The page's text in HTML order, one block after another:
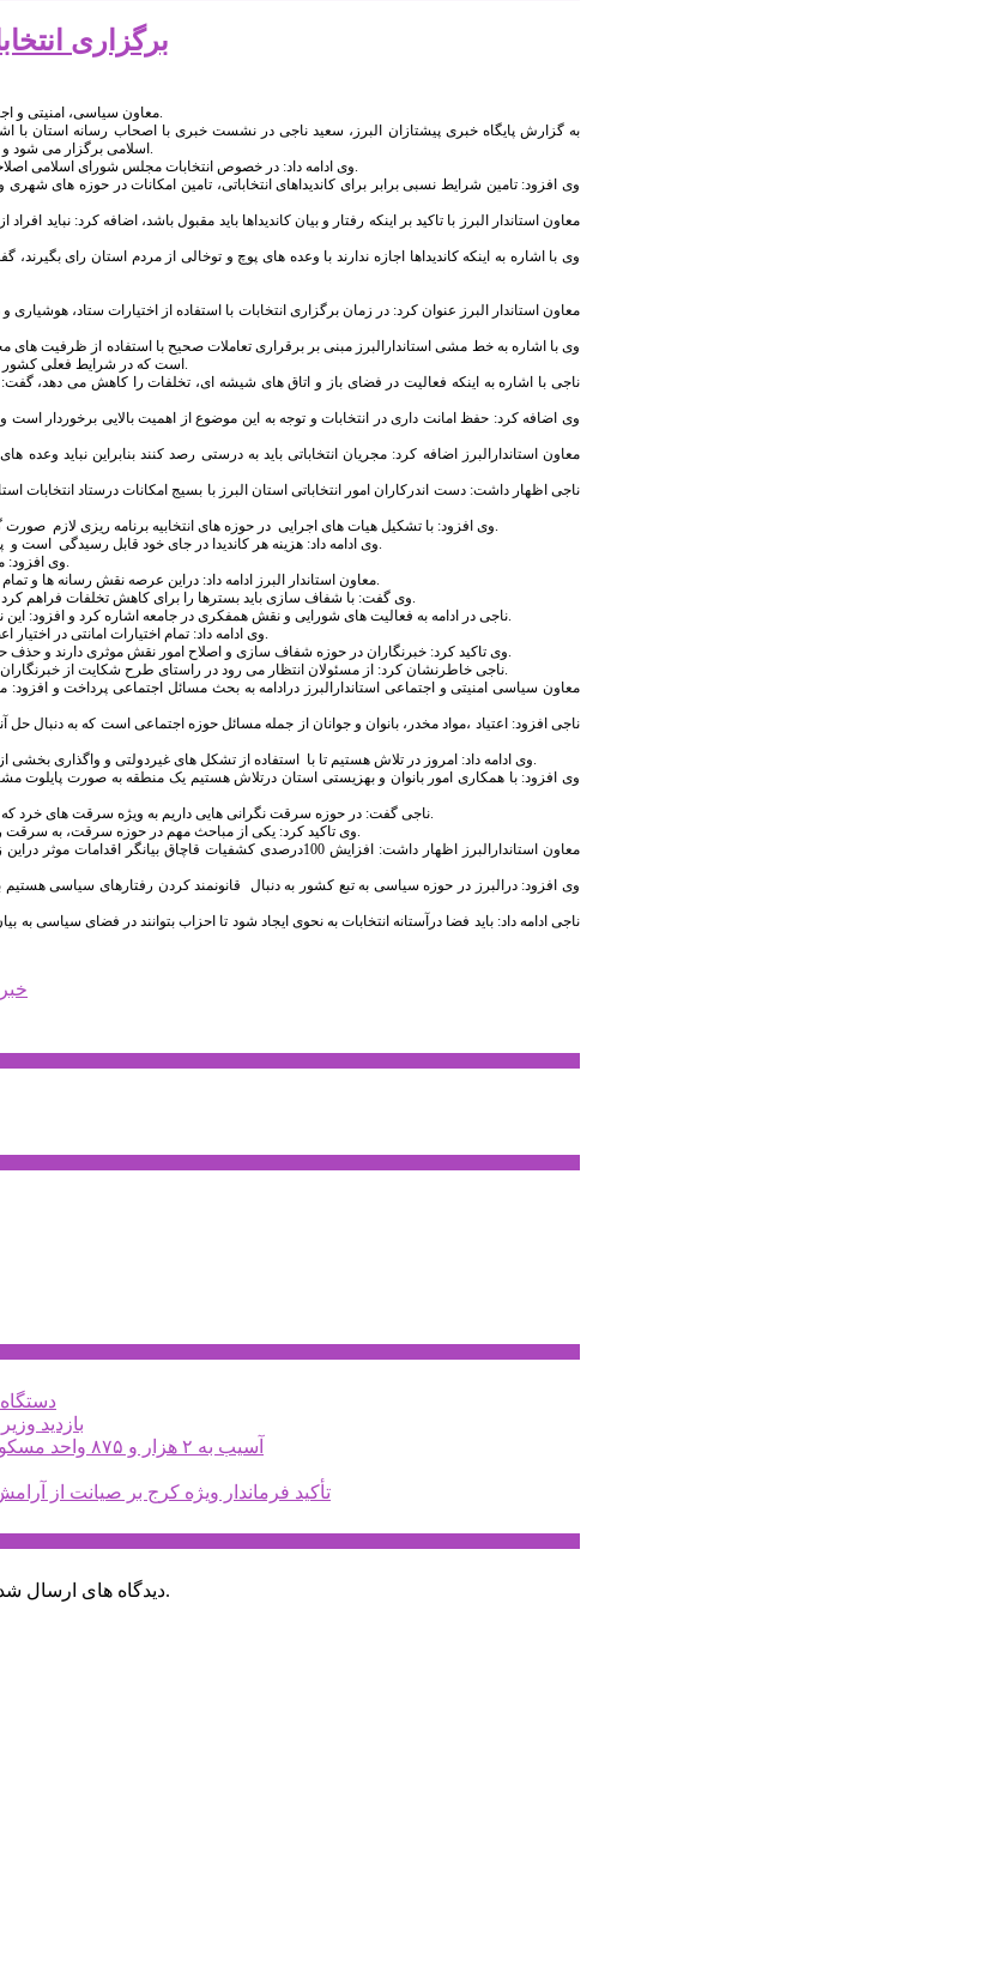
برگزاری
معاون سیاسی، امنیتی و اجتماعی استانداری البرز گفت: انتخابات را در چارچوب قانون و بر مدار صیانت از آرای مردم برگزار می کنیم.
به گزارش پایگاه خبری پیشتازان البرز، سعید ناجی در نشست خبری با اصحاب رسانه استان با
اسلامی برگزار می شود و در این راستا تجمیع نظرات در قالب لایحه ارائه می شود که در صورت تایید منجر به اصلاح قوانین خواهد شد.
وی ادامه داد: در خصوص انتخابات مجلس شورای اسلامی اصلاحیه هایی مد نظر بود که مورد تصویب نهایی نرسید و اعلام شد که به برگزاری این دوره از انتخابات نمی رسد.
وی افزود: تامین شرایط نسبی برابر برای کاندیداهای انتخاباتی، تامین امکانات در حوزه های
معاون استاندار البرز با تاکید بر اینکه رفتار و بیان کاندیداها باید مقبول باشد، اضافه کرد:
وی با اشاره به اینکه کاندیداها اجازه ندارند با وعده های پوچ و توخالی از مردم استان رای
معاون استاندار البرز عنوان کرد: در زمان برگزاری انتخابات با استفاده از اختیارات ستاد،
وی با اشاره به خط مشی استاندارالبرز مبنی بر برقراری تعاملات صحیح با استفاده از ظرفیت
است که در شرایط فعلی کشور باید با تبعیت از منویات مقام معظم رهبری و همراهی دولت و مجلس هرچه سریعتر ازاین شرایط عبور کرد.
ناجی با اشاره به اینکه فعالیت در فضای باز و اتاق های شیشه ای، تخلفات را کاهش می دهد،
وی اضافه کرد: حفظ امانت داری در انتخابات و توجه به این موضوع از اهمیت بالایی برخوردار
معاون استاندارالبرز اضافه کرد: مجریان انتخاباتی باید به درستی رصد کنند بنابراین نباید
ناجی اظهار داشت: دست اندرکاران امور انتخاباتی استان البرز با بسیج امکانات درستاد
وی افزود: با تشکیل هیات های اجرایی در حوزه های انتخابیه برنامه ریزی لازم صورت گرفته و در تلاش هستیم تا هرچه بیشتر این استان در مسیر توسعه قرار گیرد و آسیب های گذشته رفع شود.
وی ادامه داد: هزینه هر کاندیدا در جای خود قابل رسیدگی است و پیش بینی های قانونی انجام شده است بنابراین روش هایی بکارگرفته شده که مانع از هزینه های گزاف شود.
وی افزود: مردم انتخاب گر نهایی هستند و دست اندرکاران امور نظارتی باید اقدامات موثر را برای این امر داشته باشند.
معاون استاندار البرز ادامه داد: دراین عرصه نقش رسانه ها و تمام دست اندرکاران انتخاباتی حتی تشکل های غیردولتی برای شفاف سازی باید بیش از پیش مدنظر قرار گیرد.
وی گفت: با شفاف سازی باید بسترها را برای کاهش تخلفات فراهم کرد و مردم را با بینش هرچه بیشتر به پای صندوق های رای آورد بنابراین کسانی که توانایی ندارند کاندیدا نشوند.
ناجی در ادامه به فعالیت های شورایی و نقش همفکری در جامعه اشاره کرد و افزود: این نوع فعالیت ها بهتر شده و البرز هم شرایط بهتری داشته است چراکه همه درتلاش برای افراد صالح هستند.
وی ادامه داد: تمام اختیارات امانتی در اختیار اعضای شوراها است باید با تلاش هرچه بیشتر از این امکانات برای بهتر شدن شرایط برای مردم استفاده کرد.
وی تاکید کرد: خبرنگاران در حوزه شفاف سازی و اصلاح امور نقش موثری دارند و حذف حلقه رسانه صدمات سنگینی به حوزه رفتاری ما در مسایل مختلف می زند بنابراین آنان را باید محترم شمرد.
ناجی خاطرنشان کرد: از مسئولان انتظار می رود در راستای طرح شکایت از خبرنگاران با سعه صدر بیشتری اقدام کنند و تا جایی ممکن فضا را برای انتقاد، تذکر و رصد اصحاب رسانه فراهم کنند.
معاون سیاسی امنیتی و اجتماعی استاندارالبرز درادامه به بحث مسائل اجتماعی پرداخت و
وی ادامه داد: امروز در تلاش هستیم تا با استفاده از تشکل های غیردولتی و واگذاری بخشی از امور بویژه در حوزه پژوهشی پیرامون آسیب های اجتماعی از این معضل بزرگ هرچه بیشتر جلوگیری کنیم.
وی افزود: با همکاری امور بانوان و بهزیستی استان درتلاش هستیم یک منطقه به صورت
ناجی گفت: در حوزه سرقت نگرانی هایی داریم به ویژه سرقت های خرد که احساس ناامنی بیشتری دارد بطوریکه با مصوبات شورای تامین پیگیری ها دراین زمینه به جد دنبال می شود.
وی تاکید کرد: یکی از مباحث مهم در حوزه سرقت، به سرقت رفتن خودروهای پارک شده است که علاوه چارچوب قانونی رفتارهای قانونمند قهرآمیز نیز جای خود را دارد.
معاون استاندارالبرز اظهار داشت: افزایش 100درصدی کشفیات
وی افزود: درالبرز در حوزه سیاسی به تبع کشور به دنبال قانونمند کردن رفتارهای سیاسی هستیم
ناجی ادامه داد: باید فضا درآستانه انتخابات به نحوی ایجاد شود تا احزاب بتوانند در فضای سیاسی
بازدید
آسیب به ۲ هزار و ۸۷۵ واحد مسکونی در البرز / ۳۸ غیرنظامی شهید شدند
تأکید فرماندار ویژه کرج بر صیانت از
دیدگاه های ارسال شده توسط شما، پس از تایید توسط خبرگزاری الف در وب منتشر خواهد شد.